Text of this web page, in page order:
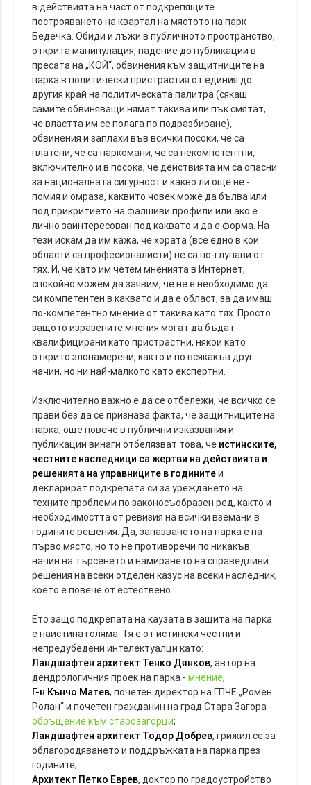
в действията на част от подкрепящите
построяването на квартал на мястото на парк
Бедечка. Обиди и лъжи в публичното пространство,
открита манипулация, падение до публикации в
пресата на „КОЙ“, обвинения към защитниците на
парка в политически пристрастия от единия до
другия край на политическата палитра (сякаш
самите обвиняващи нямат такива или пък смятат,
че властта им се полага по подразбиране),
обвинения и заплахи във всички посоки, че са
платени, че са наркомани, че са некомпетентни,
включително и в посока, че действията им са опасни
за националната сигурност и какво ли още не -
помия и омраза, каквито човек може да бълва или
под прикритието на фалшиви профили или ако е
лично заинтересован под каквато и да е форма. На
тези искам да им кажа, че хората (все едно в кои
области са професионалисти) не са по-глупави от
тях. И, че като им четем мненията в Интернет,
спокойно можем да заявим, че не е необходимо да
си компетентен в каквато и да е област, за да имаш
по-компетентно мнение от такива като тях. Просто
защото изразените мнения могат да бъдат
квалифицирани като пристрастни, някои като
открито злонамерени, както и по всякакъв друг
начин, но ни най-малкото като експертни.
Изключително важно е да се отбележи, че всичко се
прави без да се признава факта, че защитниците на
парка, още повече в публични изказвания и
публикации винаги отбелязват това, че истинските,
честните наследници са жертви на действията и
решенията на управниците в годинитеи
декларират подкрепата си за уреждането на
техните проблеми по законосъобразен ред, както и
необходимостта от ревизия на всички вземани в
годините решения. Да, запазването на парка е на
първо място, но то не противоречи по никакъв
начин на търсенето и намирането на справедливи
решения на всеки отделен казус на всеки наследник,
което е повече от естествено.
Ето защо подкрепата на каузата в защита на парка
е наистина голяма. Тя е от истински честни и
непредубедени интелектуалци като:
Ландшафтен архитект Тенко Дянков, автор на
дендрологичния проек на парка -мнение;
Г-н Кънчо Матев, почетен директор на ГПЧЕ „Ромен
Ролан“ и почетен гражданин на град Стара Загора -
обръщение към старозагорци;
Ландшафтен архитект Тодор Добрев, грижил се за
облагородяването и поддръжката на парка през
годините;
Архитект Петко Еврев, доктор по градоустройство